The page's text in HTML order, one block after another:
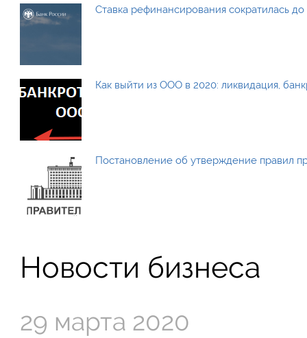
Ставка рефинансирования сократилась
Как выйти из ООО в 2020: ликвидация,
Постановление об утверждение правил
Новости бизнеса
29 марта 2020